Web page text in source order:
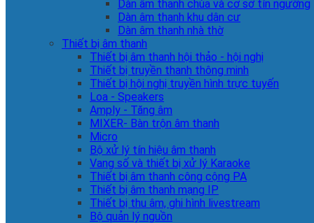
Dàn âm thanh chùa và cơ sở tín ngưỡng
Dàn âm thanh khu dân cư
Dàn âm thanh nhà thờ
Thiết bị âm thanh
Thiết bị âm thanh hội thảo - hội nghị
Thiết bị truyền thanh thông minh
Thiết bị hội nghị truyền hình trực tuyến
Loa - Speakers
Amply - Tăng âm
MIXER- Bàn trộn âm thanh
Micro
Bộ xử lý tín hiệu âm thanh
Vang số và thiết bị xử lý Karaoke
Thiết bị âm thanh công cộng PA
Thiết bị âm thanh mạng IP
Thiết bị thu âm, ghi hình livestream
Bộ quản lý nguồn